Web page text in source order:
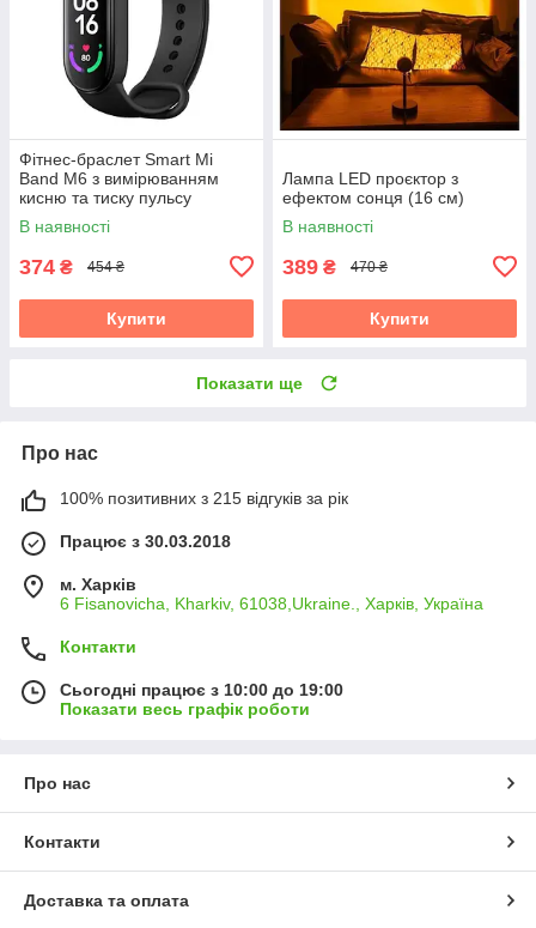
Фітнес-браслет Smart Mi
Band M6 з вимірюванням
кисню та тиску пульсу
В наявності
374 ₴ 454 ₴
Купити
Лампа LED проєктор з
ефектом сонця (16 см)
В наявності
389 ₴ 470 ₴
Купити
Показати ще
Про нас
100% позитивних з 215 відгуків за рік
Працює з 30.03.2018
м. Харків
6 Fisanovicha, Kharkiv, 61038,Ukraine., Харків, Україна
Контакти
Сьогодні працює з 10:00 до 19:00
Показати весь графік роботи
Про нас
Контакти
Доставка та оплата